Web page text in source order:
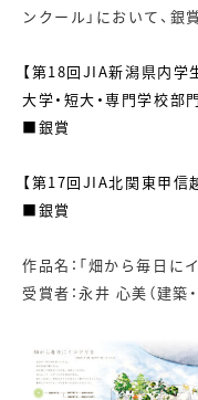
ンクール」において、銀
【第18回JIA新潟県内学
大学・短大・専門学校部門
■銀賞
【第17回JIA北関東甲信
■銀賞
作品名：「畑から毎日に
受賞者：永井 心美（建築